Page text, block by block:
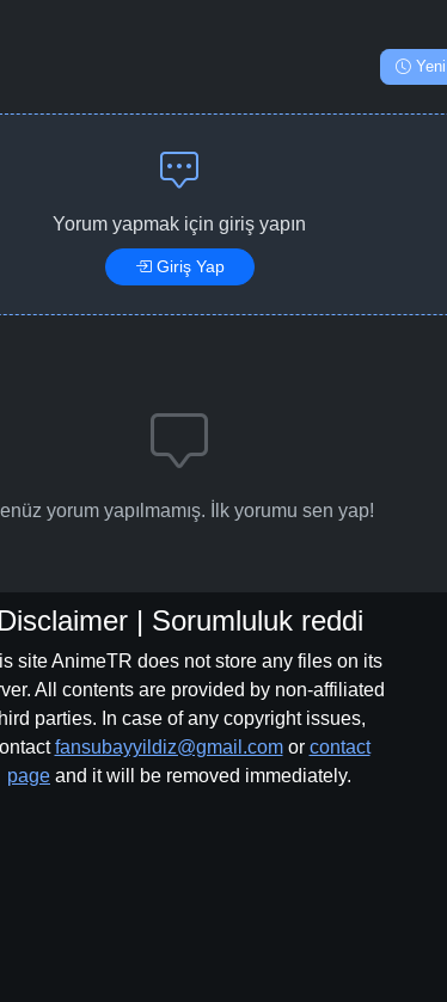
Yeni
Yorum yapmak için giriş yapın
Giriş Yap
yorum yapılmamış. İlk yorumu sen yap!
Disclaimer | Sorumluluk reddi
site AnimeTR does not store any files on its
All contents are provided by non-affiliated
parties. In case of any copyright issues,
fansubayyildiz@gmail.comor contact
page and it will be removed immediately.